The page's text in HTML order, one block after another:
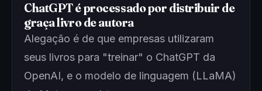
ChatGPT é processado por distribuir de
graça livro de autora
Alegação é de que empresas utilizaram
seus livros para "treinar" o ChatGPT da
OpenAI, e o modelo de linguagem (LLaMA)